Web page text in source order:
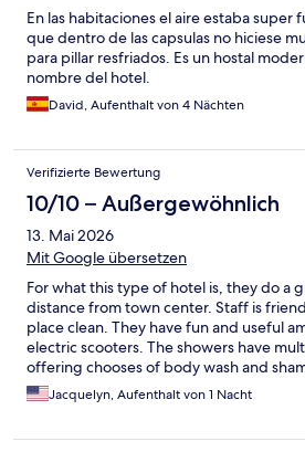
Insgesamt bietet das Hotel eine gute
Personal, jedoch gibt es einige kleinere
die verbessert werden könnten.
En las habitaciones el aire estaba super
que dentro de las capsulas no hiciese
para pillar resfriados. Es un hostal
nombre del hotel.
David, Aufenthalt von 4 Nächten
Verifizierte Bewertung
10/10 – Außergewöhnlich
13. Mai 2026
Mit Google übersetzen
For what this type of hotel is, they do a
distance from town center. Staff is
place clean. They have fun and useful
electric scooters. The showers have
offering chooses of body wash and
hostel vibe. But the pods provide more
I would have liked better vending
Jacquelyn, Aufenthalt von 1 Nacht